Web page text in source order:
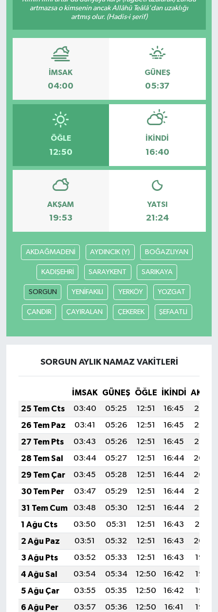
artmazsa o kimsenin ancak Allâhü Teâlâ'dan uzaklığı
artmış olur. (Hadis-i şerif)
İMSAK
04:00
GÜNEŞ
05:37
ÖĞLE
12:50
İKINDI
16:40
AKŞAM
19:53
YATSI
21:24
AKDAĞMADENİ AYDINCIK (Y) BOĞAZLIYAN
KADIŞEHRİ SARAYKENT SARIKAYA
SORGUN YENİFAKILI YERKÖY YOZGAT
ÇANDIR ÇAYIRALAN ÇEKEREK ŞEFAATLİ
SORGUN AYLIK NAMAZ VAKITLERI
İMSAK GÜNEŞ ÖĞLE İKINDI
25 Tem Cts
03:40 05:25 12:51 16:45
20:07
26 Tem Paz
03:41 05:26 12:51 16:45
20:06
27 Tem Pts
03:43 05:26 12:51 16:45
20:05
28 Tem Sal
03:44 05:27 12:51 16:44
20:04
29 Tem Çar
03:45 05:28 12:51 16:44
20:04
30 Tem Per
03:47 05:29 12:51 16:44
20:03
31 Tem Cum
03:48 05:30 12:51 16:44
20:02
1 Ağu Cts
03:50 05:31 12:51 16:43
20:01
2 Ağu Paz
03:51 05:32 12:51 16:43
20:00
3 Ağu Pts
03:52 05:33 12:51 16:43
19:58
4 Ağu Sal
03:54 05:34 12:50 16:42
19:57
5 Ağu Çar
03:55 05:35 12:50 16:42
19:56
6 Ağu Per
03:57 05:36 12:50 16:41
19:55
Tokat Haber